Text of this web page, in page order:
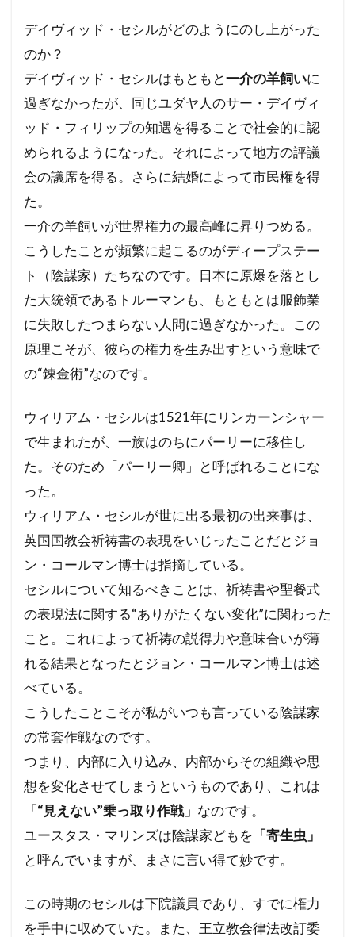
デイヴィッド・セシルがどのようにのし上がった
のか？
デイヴィッド・セシルはもともと一介の羊飼いに
過ぎなかったが、同じユダヤ人のサー・デイヴィ
ッド・フィリップの知遇を得ることで社会的に認
められるようになった。それによって地方の評議
会の議席を得る。さらに結婚によって市民権を得
た。
一介の羊飼いが世界権力の最高峰に昇りつめる。
こうしたことが頻繁に起こるのがディープステー
ト（陰謀家）たちなのです。日本に原爆を落とし
た大統領であるトルーマンも、もともとは服飾業
に失敗したつまらない人間に過ぎなかった。この
原理こそが、彼らの権力を生み出すという意味で
の“錬金術”なのです。
ウィリアム・セシルは1521年にリンカーンシャー
で生まれたが、一族はのちにパーリーに移住し
た。そのため「パーリー卿」と呼ばれることにな
った。
ウィリアム・セシルが世に出る最初の出来事は、
英国国教会祈祷書の表現をいじったことだとジョ
ン・コールマン博士は指摘している。
セシルについて知るべきことは、祈祷書や聖餐式
の表現法に関する“ありがたくない変化”に関わった
こと。これによって祈祷の説得力や意味合いが薄
れる結果となったとジョン・コールマン博士は述
べている。
こうしたことこそが私がいつも言っている陰謀家
の常套作戦なのです。
つまり、内部に入り込み、内部からその組織や思
想を変化させてしまうというものであり、これは
「“見えない”乗っ取り作戦」 なのです。
ユースタス・マリンズは陰謀家どもを 「寄生虫」
と呼んでいますが、まさに言い得て妙です。
この時期のセシルは下院議員であり、すでに権力
を手中に収めていた。また、王立教会律法改訂委